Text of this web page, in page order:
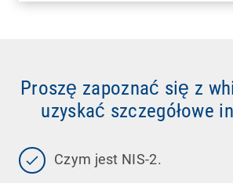
Proszę zapoznać się z
uzyskać szczegółowe
Czym jest NIS-2.